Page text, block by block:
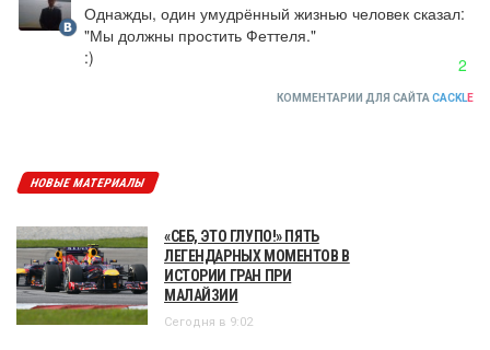
Однажды, один умудрённый жизнью человек сказал:
"Мы должны простить Феттеля."
:)
2
КОММЕНТАРИИ ДЛЯ САЙТА CACKLE
НОВЫЕ МАТЕРИАЛЫ
«СЕБ, ЭТО ГЛУПО!» ПЯТЬ
ЛЕГЕНДАРНЫХ МОМЕНТОВ В
ИСТОРИИ ГРАН ПРИ
МАЛАЙЗИИ
Сегодня в 9:02